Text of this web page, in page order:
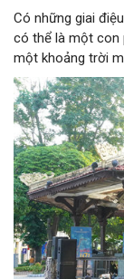
Có những giai
có thể là một con
một khoảng trời
tại Nhà Bát Giác -
cuối tuần” sẽ mở
trở thành một lát
sống.